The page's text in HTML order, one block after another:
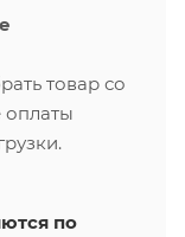
товар со
оплаты
по